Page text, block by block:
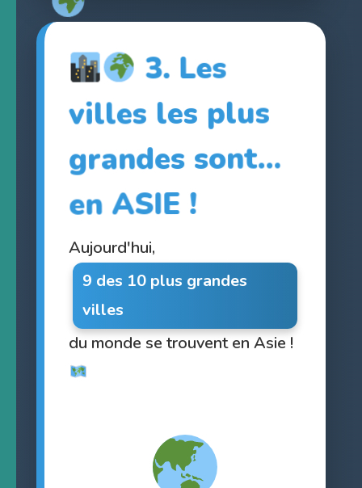
3. Les
villes les plus
grandes sont…
en ASIE !
Aujourd'hui,
9 des 10 plus grandes
villes
du monde se trouvent en Asie !